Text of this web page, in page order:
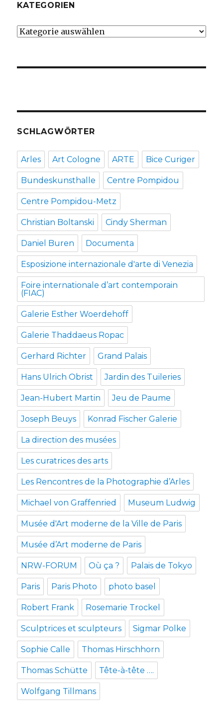
KATEGORIEN
Kategorien
SCHLAGWÖRTER
Arles Art Cologne ARTE Bice Curiger
Bundeskunsthalle Centre Pompidou
Centre Pompidou-Metz
Christian Boltanski Cindy Sherman
Daniel Buren Documenta
Esposizione internazionale d'arte di Venezia
Foire internationale d’art contemporain
(FIAC)
Galerie Esther Woerdehoff
Galerie Thaddaeus Ropac
Gerhard Richter Grand Palais
Hans Ulrich Obrist Jardin des Tuileries
Jean-Hubert Martin Jeu de Paume
Joseph Beuys Konrad Fischer Galerie
La direction des musées
Les curatrices des arts
Les Rencontres de la Photographie d’Arles
Michael von Graffenried Museum Ludwig
Musée d'Art moderne de la Ville de Paris
Musée d’Art moderne de Paris
NRW-FORUM Où ça ? Palais de Tokyo
Paris Paris Photo photo basel
Robert Frank Rosemarie Trockel
Sculptrices et sculpteurs Sigmar Polke
Sophie Calle Thomas Hirschhorn
Thomas Schütte Tête-à-tête ….
Wolfgang Tillmans